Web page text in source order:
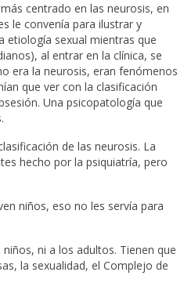
centrado en las neurosis, en
le convenía para ilustrar y
etiología sexual mientras que
al entrar en la clínica, se
era la neurosis, eran fenómenos
que ver con la clasificación
Una psicopatología que
de las neurosis. La
hecho por la psiquiatría, pero
niños, eso no les servía para
niños, ni a los adultos. Tienen que
la sexualidad, el Complejo de